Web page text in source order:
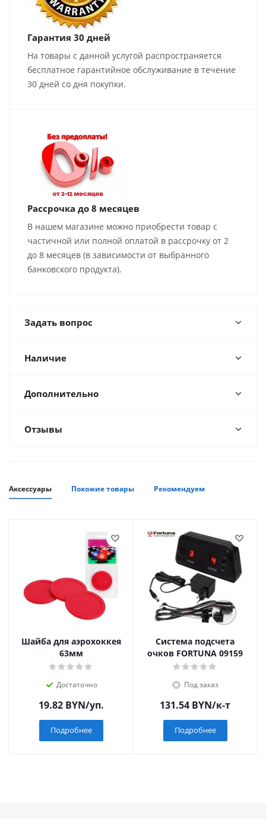
Гарантия 30 дней
На товары с данной услугой распространяется
бесплатное гарантийное обслуживание в течение
30 дней со дня покупки.
Рассрочка до 8 месяцев
В нашем магазине можно приобрести товар с
частичной или полной оплатой в рассрочку от 2
до 8 месяцев (в зависимости от выбранного
банковского продукта).
Задать вопрос
Наличие
Дополнительно
Отзывы
Аксессуары Похожие товары Рекомендуем
Шайба для аэрохоккея
63мм
Достаточно
19.82BYN/уп.
Подробнее
Система подсчета
очков FORTUNA 09159
Под заказ
131.54 BYN/к-т
Подробнее